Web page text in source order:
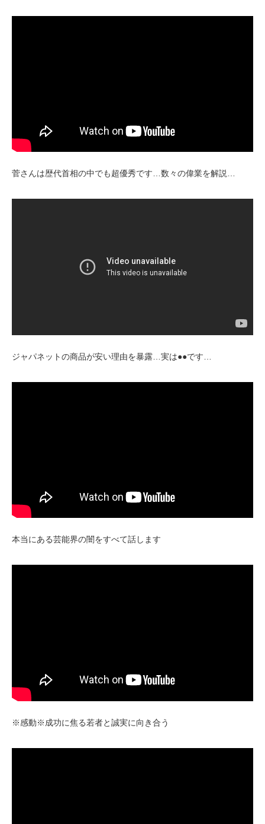
菅さんは歴代首相の中でも超優秀です…数々の偉業を解説…
ジャパネットの商品が安い理由を暴露…実は●●です…
本当にある芸能界の闇をすべて話します
※感動※成功に焦る若者と誠実に向き合う